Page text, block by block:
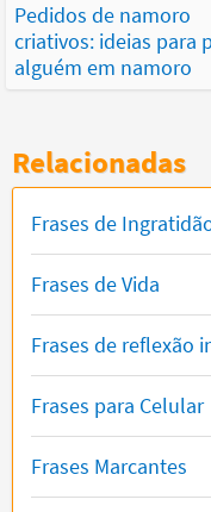
Pedidos de namoro
criativos: ideias para
alguém em namoro
Relacionadas
Frases de
Frases de Vida
Frases de reflexão
Frases para Celular
Frases Marcantes